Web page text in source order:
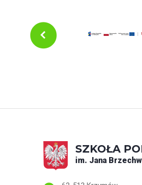
SZKOŁA
im. Jana